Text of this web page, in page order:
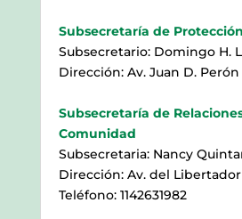
Subsecretaría de
Subsecretario: Domingo H.
Dirección: Av. Juan D.
Subsecretaría de
Comunidad
Subsecretaria: Nancy
Dirección: Av. del Libertador
Teléfono: 1142631982